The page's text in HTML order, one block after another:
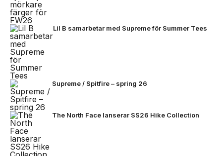
Lil B samarbetar med Supreme för Summer Tees
Supreme / Spitfire – spring 26
The North Face lanserar SS26 Hike Collection